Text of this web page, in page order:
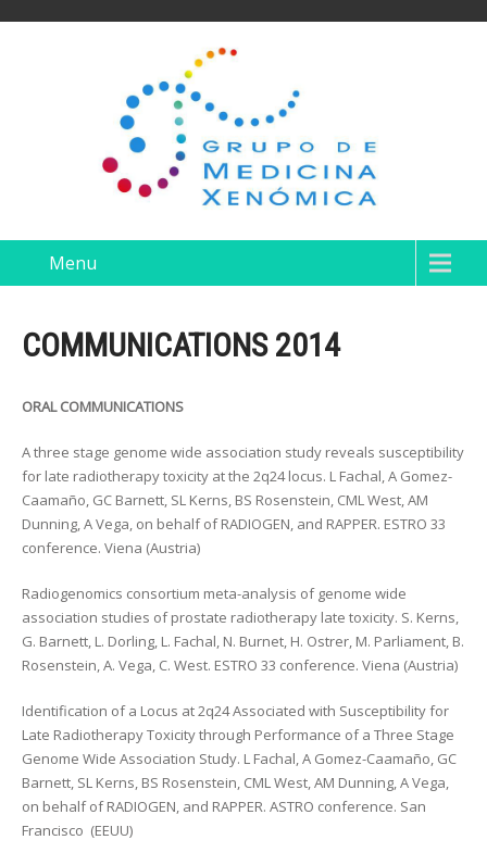
Menu
COMMUNICATIONS 2014
ORAL COMMUNICATIONS
A three stage genome wide association study reveals susceptibility
for late radiotherapy toxicity at the 2q24 locus. L Fachal, A Gomez-
Caamaño, GC Barnett, SL Kerns, BS Rosenstein, CML West, AM
Dunning, A Vega, on behalf of RADIOGEN, and RAPPER. ESTRO 33
conference. Viena (Austria)
Radiogenomics consortium meta-analysis of genome wide
association studies of prostate radiotherapy late toxicity. S. Kerns,
G. Barnett, L. Dorling, L. Fachal, N. Burnet, H. Ostrer, M. Parliament, B.
Rosenstein, A. Vega, C. West. ESTRO 33 conference. Viena (Austria)
Identification of a Locus at 2q24 Associated with Susceptibility for
Late Radiotherapy Toxicity through Performance of a Three Stage
Genome Wide Association Study. L Fachal, A Gomez-Caamaño, GC
Barnett, SL Kerns, BS Rosenstein, CML West, AM Dunning, A Vega,
on behalf of RADIOGEN, and RAPPER. ASTRO conference. San
Francisco (EEUU)